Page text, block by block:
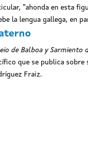
"ahonda en esta
la lengua gallega, en
de Balboa y Sarmiento
que se publica
Fraiz.